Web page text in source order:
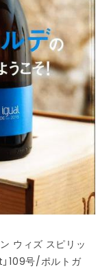
ウィズ スピリッ
109号/ポルトガ